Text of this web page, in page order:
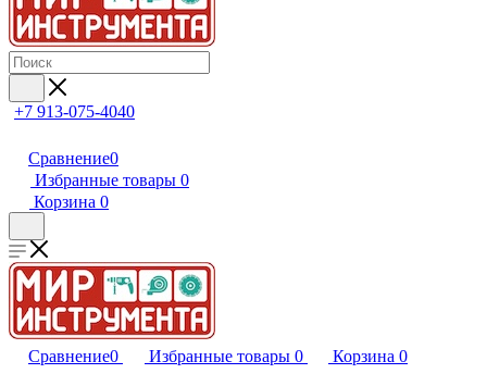
+7 913-075-4040
Сравнение0
Избранные товары 0
Корзина 0
Сравнение0 Избранные товары 0 Корзина 0